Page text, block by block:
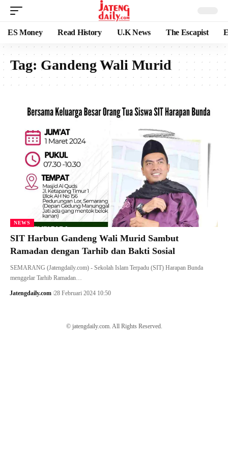
ES Money Read History U.K News The Escapist
Tag: Gandeng Wali Murid
NEWS
SIT Harbun Gandeng Wali Murid Sambut
Ramadan dengan Tarhib dan Bakti Sosial
SEMARANG (Jatengdaily.com) - Sekolah Islam Terpadu (SIT) Harapan Bunda
menggelar Tarhib Ramadan…
Jatengdaily.com 28 Februari 2024 10:50
© jatengdaily.com. All Rights Reserved.